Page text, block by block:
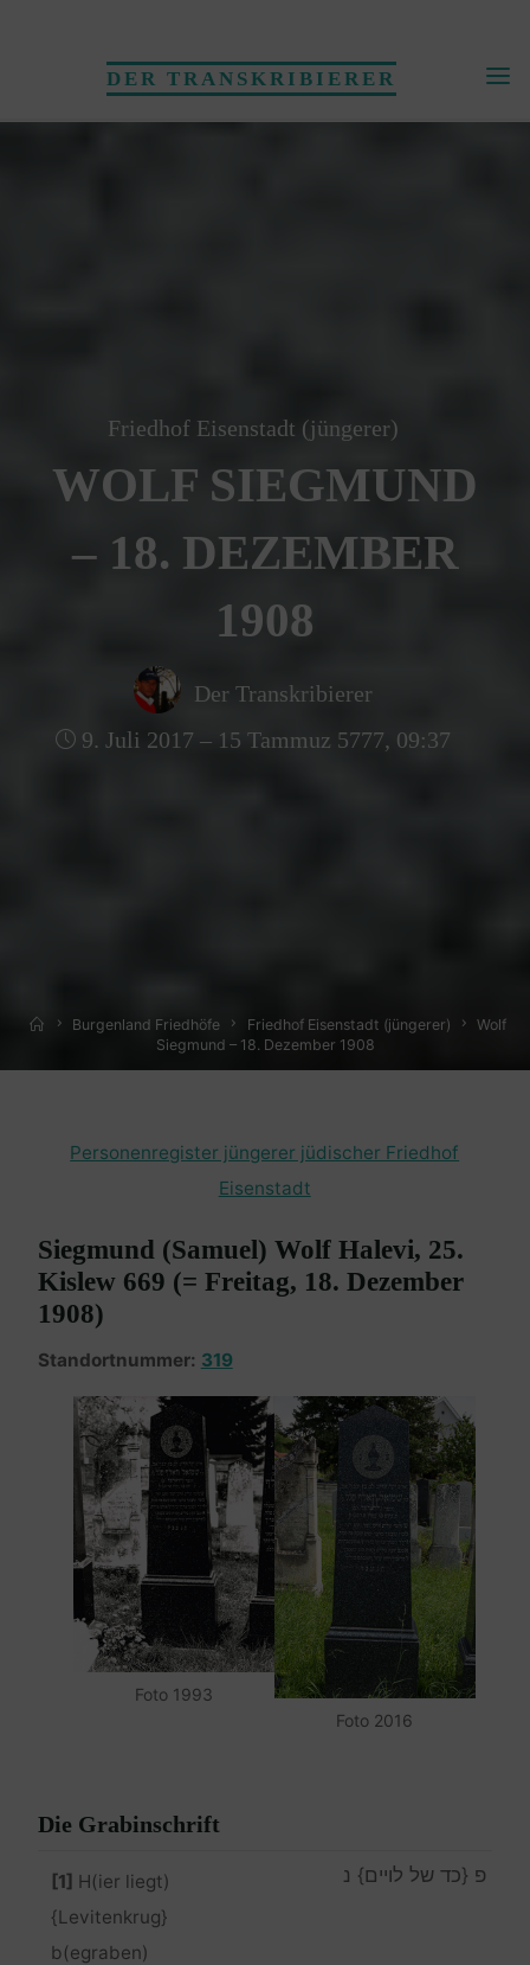
DER TRANSKRIBIERER
Friedhof Eisenstadt (jüngerer)
WOLF SIEGMUND
– 18. DEZEMBER
1908
Der Transkribierer
9. Juli 2017 – 15 Tammuz 5777, 09:37
HomeBurgenland Friedhöfe Friedhof Eisenstadt (jüngerer)
Wolf
Siegmund – 18. Dezember 1908
Personenregister jüngerer jüdischer Friedhof
Eisenstadt
Siegmund (Samuel) Wolf Halevi, 25.
Kislew 669 (= Freitag, 18. Dezember
1908)
Standortnummer: 319
Foto 1993
Foto 2016
Die Grabinschrift
[1] H(ier liegt)
{Levitenkrug}
b(egraben)
פ {כד של לויים} נ